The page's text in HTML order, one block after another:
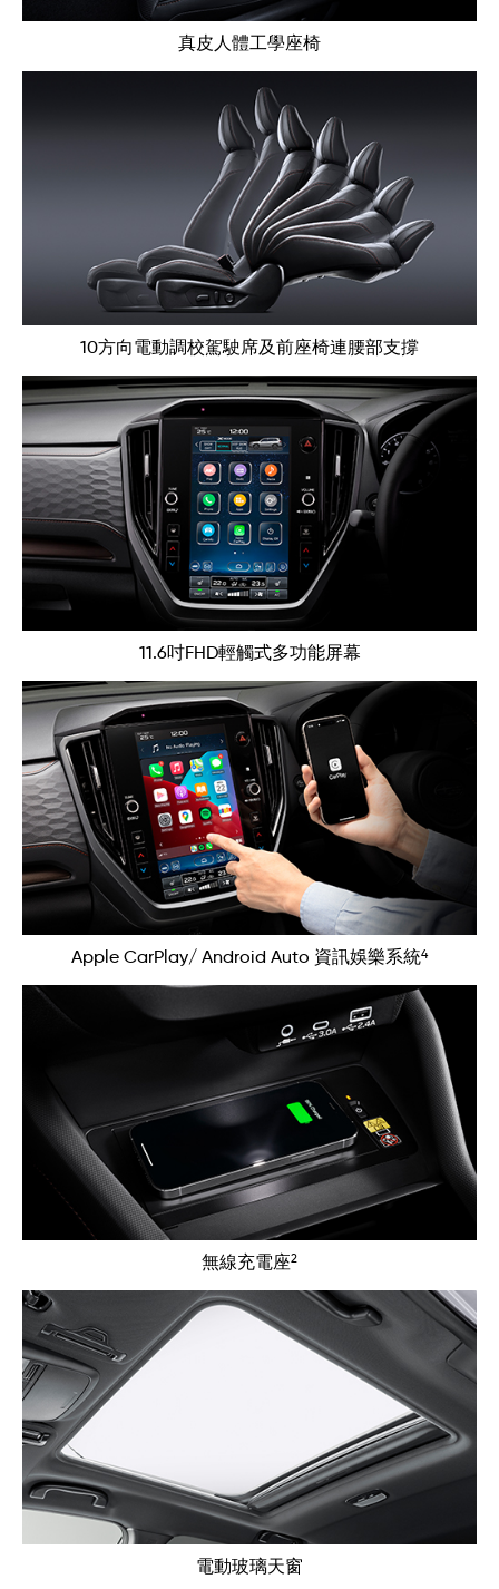
真皮人體工學座椅
10方向電動調校駕駛席及前座椅連腰部支撐
11.6吋FHD輕觸式多功能屏幕
Apple CarPlay/ Android Auto 資訊娛樂系統4
無線充電座2
電動玻璃天窗